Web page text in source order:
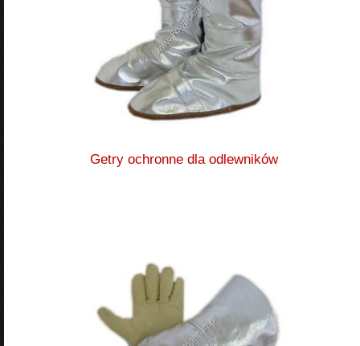
Getry ochronne dla odlewników